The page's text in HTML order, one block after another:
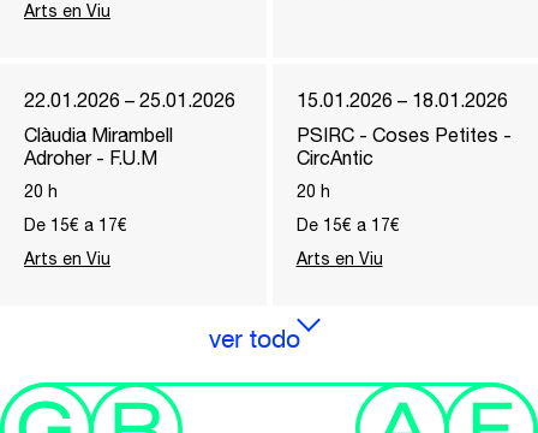
Arts en Viu
22.01.2026 – 25.01.2026
Clàudia Mirambell
Adroher - F.U.M
20 h
De 15€ a 17€
Arts en Viu
15.01.2026 – 18.01.2026
PSIRC - Coses Petites -
CircAntic
20 h
De 15€ a 17€
Arts en Viu
ver todo